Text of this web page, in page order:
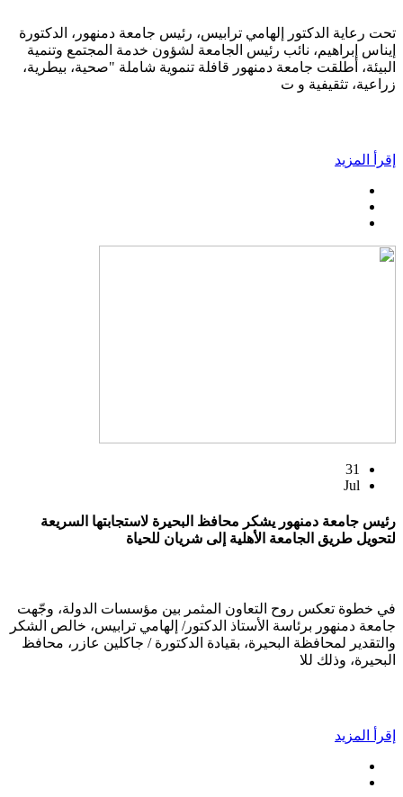
تحت رعاية الدكتور إلهامي ترابيس، رئيس جامعة دمنهور، الدكتورة
إيناس إبراهيم، نائب رئيس الجامعة لشؤون خدمة المجتمع وتنمية
البيئة، أطلقت جامعة دمنهور قافلة تنموية شاملة "صحية، بيطرية،
زراعية، تثقيفية و ت
إقرأ المزيد
31
Jul
رئيس جامعة دمنهور يشكر محافظ البحيرة لاستجابتها السريعة
لتحويل طريق الجامعة الأهلية إلى شريان للحياة
في خطوة تعكس روح التعاون المثمر بين مؤسسات الدولة، وجّهت
جامعة دمنهور برئاسة الأستاذ الدكتور/ إلهامي ترابيس، خالص الشكر
والتقدير لمحافظة البحيرة، بقيادة الدكتورة / جاكلين عازر، محافظ
البحيرة، وذلك للا
إقرأ المزيد